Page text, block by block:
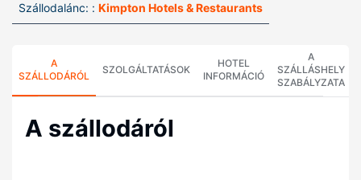
Szállodalánc: : Kimpton Hotels & Restaurants
A
SZÁLLODÁRÓL
SZOLGÁLTATÁSOK
HOTEL
INFORMÁCIÓ
A
SZÁLLÁSHELY
SZABÁLYZATA
A szállodáról